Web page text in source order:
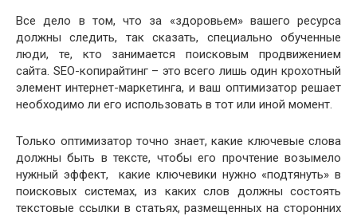
Все дело в том, что за «здоровьем» вашего ресурса
должны следить, так сказать, специально обученные
люди, те, кто занимается поисковым продвижением
сайта. SEO-копирайтинг – это всего лишь один крохотный
элемент интернет-маркетинга, и ваш оптимизатор решает
необходимо ли его использовать в тот или иной момент.
Только оптимизатор точно знает, какие ключевые слова
должны быть в тексте, чтобы его прочтение возымело
нужный эффект, какие ключевики нужно «подтянуть» в
поисковых системах, из каких слов должны состоять
текстовые ссылки в статьях, размещенных на сторонних